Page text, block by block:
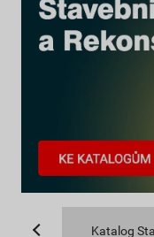
Katalog